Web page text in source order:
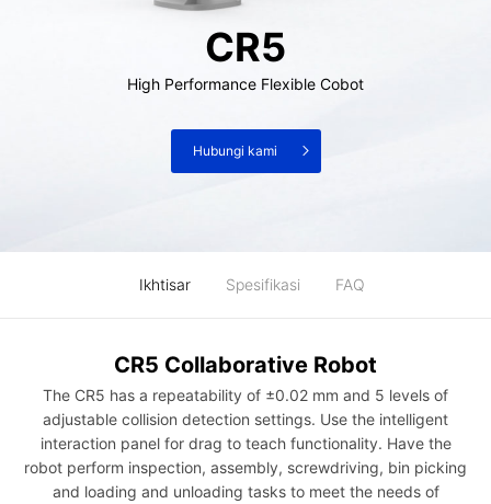
CR5
High Performance Flexible Cobot
Hubungi kami
Ikhtisar Spesifikasi FAQ
CR5 Collaborative Robot
The CR5 has a repeatability of ±0.02 mm and 5 levels of
adjustable collision detection settings. Use the intelligent
interaction panel for drag to teach functionality. Have the
robot perform inspection, assembly, screwdriving, bin picking
and loading and unloading tasks to meet the needs of